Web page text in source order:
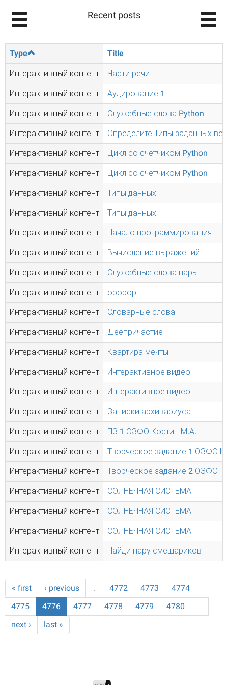
Recent posts
Type Title
Интерактивный контент Части речи
Интерактивный контент Аудирование 1
Интерактивный контент Служебные слова Python
Интерактивный контент Определите Типы заданных
Интерактивный контент Цикл со счетчиком Python
Интерактивный контент Цикл со счетчиком Python
Интерактивный контент Типы данных
Интерактивный контент Типы данных
Интерактивный контент Начало программирования
Интерактивный контент Вычисление выражений
Интерактивный контент Служебные слова пары
Интерактивный контент оророр
Интерактивный контент Словарные слова
Интерактивный контент Деепричастие
Интерактивный контент Квартира мечты
Интерактивный контент Интерактивное видео
Интерактивный контент Интерактивное видео
Интерактивный контент Записки архивариуса
Интерактивный контент ПЗ 1 ОЗФО Костин М.А.
Интерактивный контент Творческое задание 1 ОЗФО
Интерактивный контент Творческое задание 2 ОЗФО
Интерактивный контент СОЛНЕЧНАЯ СИСТЕМА
Интерактивный контент СОЛНЕЧНАЯ СИСТЕМА
Интерактивный контент СОЛНЕЧНАЯ СИСТЕМА
Интерактивный контент Найди пару смешариков
« first ‹ previous … 4772 4773
4774
4775
4776 4777 4778 4779 4780
…
next ›
last »